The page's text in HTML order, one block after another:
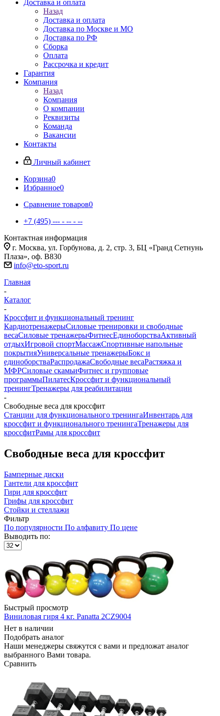
Доставка и оплата
Назад
Доставка и оплата
Доставка по Москве и МО
Доставка по РФ
Сборка
Оплата
Рассрочка и кредит
Гарантия
Компания
Назад
Компания
О компании
Реквизиты
Команда
Вакансии
Контакты
Личный кабинет
Корзина0
Избранное0
Сравнение товаров0
+7 (495) --- - -- - --
Контактная информация
г. Москва, ул. Горбунова, д. 2, стр. 3, БЦ «Гранд Сетнунь
Плаза», оф. В830
info@eto-sport.ru
Главная
-
Каталог
-
Кроссфит и функциональный тренинг
КардиотренажерыСиловые тренировки и свободные
весаСиловые тренажерыФитнесЕдиноборстваАктивный
отдыхИгровой спортМассажСпортивные напольные
покрытияУниверсальные тренажерыБокс и
единоборстваРаспродажаСвободные весаРастяжка и
МФРСиловые скамьиФитнес и групповые
программыПилатесКроссфит и функциональный
тренингТренажеры для реабилитации
-
Свободные веса для кроссфит
Станции для функционального тренингаИнвентарь для
кроссфит и функционального тренингаТренажеры для
кроссфитРамы для кроссфит
Свободные веса для кроссфит
Бамперные диски
Гантели для кроссфит
Гири для кроссфит
Грифы для кроссфит
Стойки и стеллажи
Фильтр
По популярности По алфавиту По цене
Выводить по:
Быстрый просмотр
Виниловая гиря 4 кг. Panatta 2CZ9004
Нет в наличии
Подобрать аналог
Наши менеджеры свяжутся с вами и предложат аналог
выбранного Вами товара.
Сравнить